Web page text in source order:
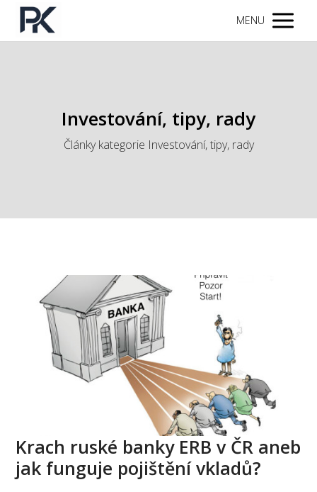
MENU
Investování, tipy, rady
Články kategorie Investování, tipy, rady
Krach ruské banky ERB v ČR aneb
jak funguje pojištění vkladů?